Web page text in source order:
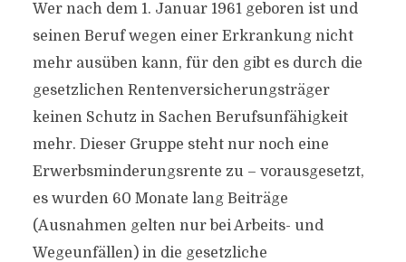
Wer nach dem 1. Januar 1961 geboren ist und
seinen Beruf wegen einer Erkrankung nicht
mehr ausüben kann, für den gibt es durch die
gesetzlichen Rentenversicherungsträger
keinen Schutz in Sachen Berufsunfähigkeit
mehr. Dieser Gruppe steht nur noch eine
Erwerbsminderungsrente zu – vorausgesetzt,
es wurden 60 Monate lang Beiträge
(Ausnahmen gelten nur bei Arbeits- und
Wegeunfällen) in die gesetzliche